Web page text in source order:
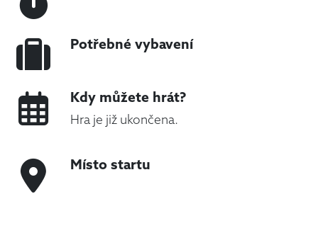
Potřebné vybavení
Kdy můžete hrát?
Hra je již ukončena.
Místo startu